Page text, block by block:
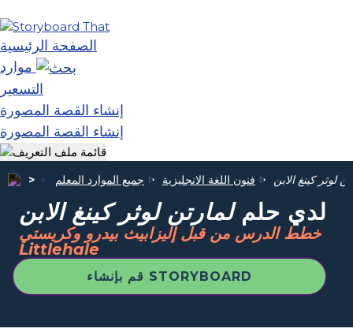
الصفحة الرئيسية
موارد
التسعير
إنشاء القصة المصورة
إنشاء القصة المصورة
جميع الموارد المعلم فنون اللغة الانجليزية لوثر كينغ الابن
لدي حلملمارتن لوثر كينغ الابن
خطط الدرس من قبل إليزابيث بيدرو وكريستي
Littlehale
قم بإنشاء STORYBOARD